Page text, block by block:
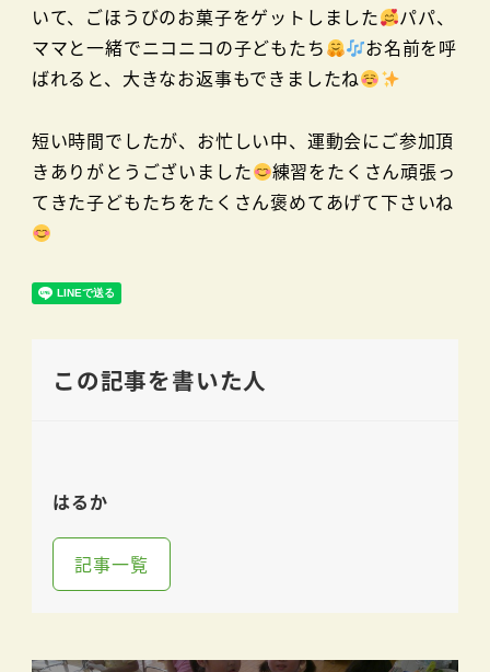
いて、ごほうびのお菓子をゲットしました
パパ、
ママと一緒でニコニコの子どもたち
お名前を呼
ばれると、大きなお返事もできましたね
短い時間でしたが、お忙しい中、運動会にご参加頂
きありがとうございました
練習をたくさん頑張っ
てきた子どもたちをたくさん褒めてあげて下さいね
この記事を書いた人
はるか
記事一覧